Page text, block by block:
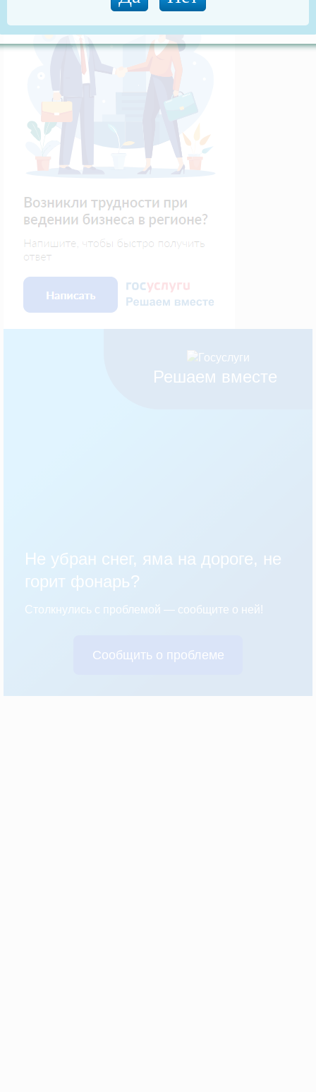
Решаем вместе
Не убран снег, яма на дороге, не
горит фонарь?
Столкнулись с проблемой — сообщите о ней!
Сообщить о проблеме